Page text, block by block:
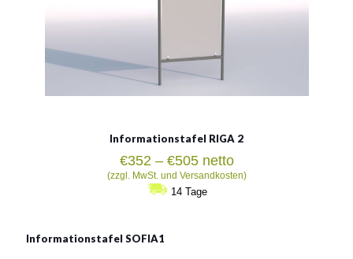
Informationstafel RIGA 2
€352 – €505Preisspanne:
€352
bis
netto
(zzgl. MwSt. und Versandkosten)
14 Tage
Informationstafel SOFIA1